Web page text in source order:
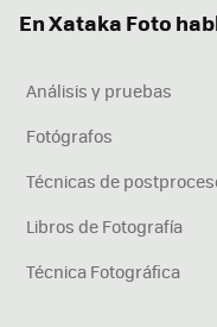
En Xataka Foto
Análisis y pruebas
Fotógrafos
Técnicas de
Libros de Fotografía
Técnica Fotográfica